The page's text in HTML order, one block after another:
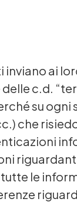
ai
c.d.
su
che
le